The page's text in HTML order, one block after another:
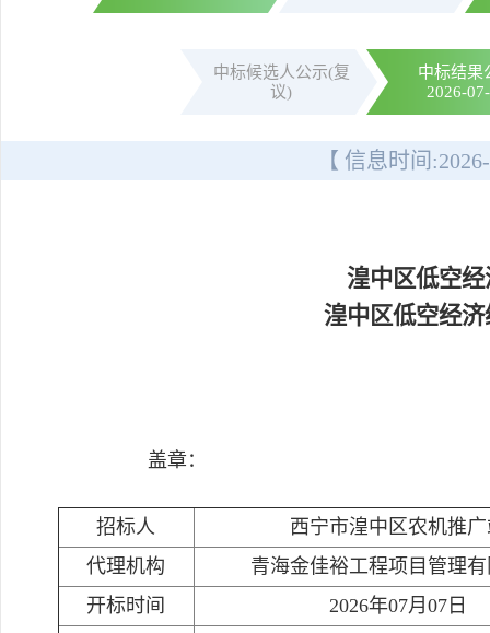
中标候选人公示(复
议)
中标结果
2026-
【 信息时间:
湟中区低空
湟中区低空经
盖章：
招标人
西宁市湟中区农机推
代理机构
青海金佳裕工程项目管理
开标时间
2026年07月07日